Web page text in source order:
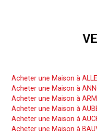
Acheter une Maison à
Acheter une Maison à
Acheter une Maison à
Acheter une Maison à
Acheter une Maison à
Acheter une Maison à